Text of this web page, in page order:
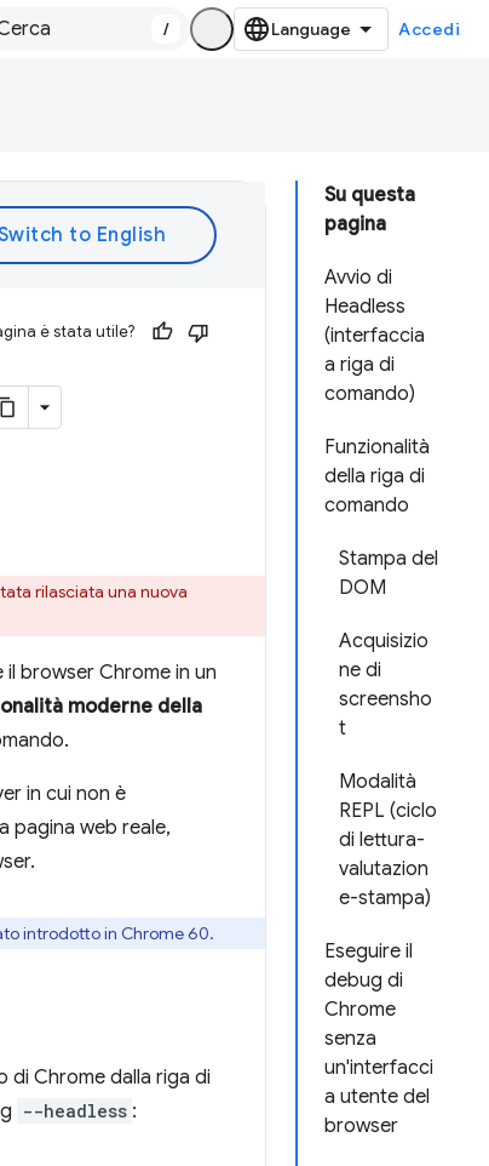
/ Accedi
Su questa
pagina
Avvio di
Headless
(interfaccia
a riga di
comando)
Funzionalità
della riga di
comando
Stampa del
DOM
Acquisizio
ne di
screensho
t
Modalità
REPL (ciclo
di lettura-
valutazion
e-stampa)
Eseguire il
debug di
Chrome
senza
un'interfacci
a utente del
browser
è stata utile?
rilasciata una nuova
browser Chrome in un
moderne della
in cui non è
pagina web reale,
introdotto in Chrome 60.
di Chrome dalla riga di
--headless :